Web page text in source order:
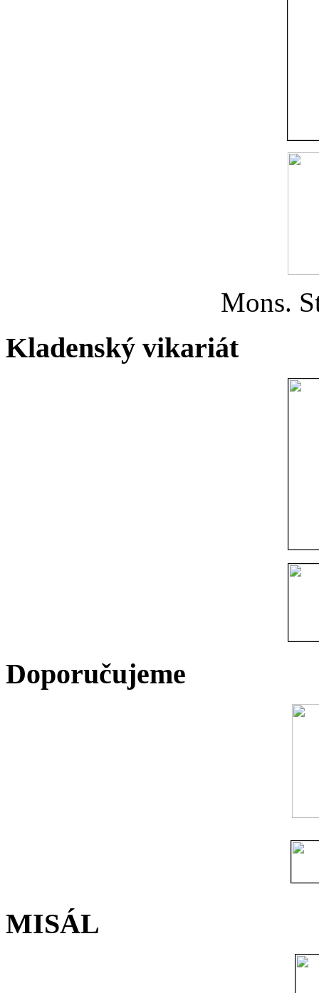
Mons.
Kladenský vikariát
Doporučujeme
MISÁL